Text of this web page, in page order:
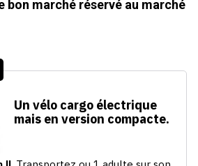
bon marché réservé au marché